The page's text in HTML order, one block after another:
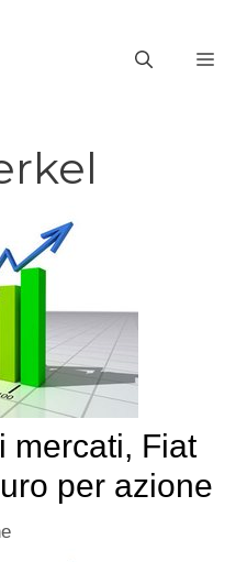
mercati, Fiat
per azione